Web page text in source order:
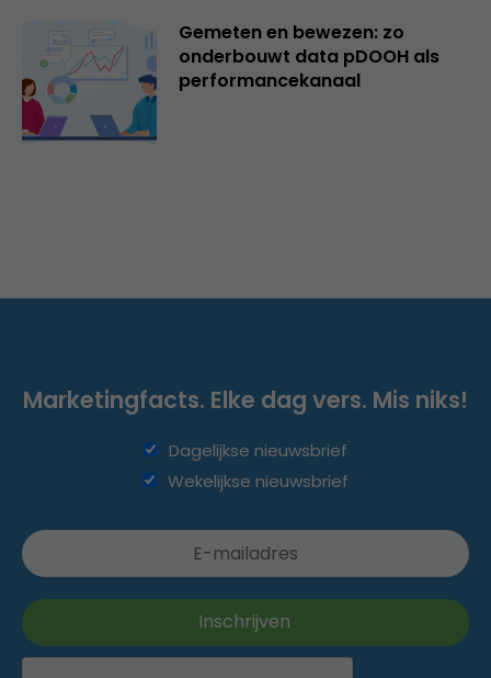
Gemeten en bewezen: zo
onderbouwt data pDOOH als
performancekanaal
Marketingfacts. Elke dag vers. Mis niks!
Dagelijkse nieuwsbrief
Wekelijkse nieuwsbrief